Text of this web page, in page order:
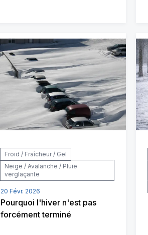
Froid / Fraîcheur / Gel
Neige / Avalanche / Pluie
verglaçante
20 Févr. 2026
Pourquoi l'hiver n'est pas
forcément terminé